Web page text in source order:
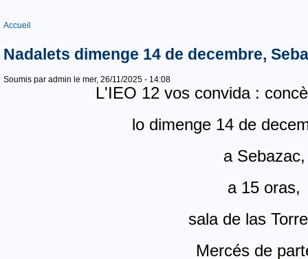
Vous êtes ici
Accueil
Nadalets dimenge 14 de decembre,
Soumis par admin le mer, 26/11/2025 - 14:08
L'IEO 12 vos convida :
lo dimenge 14 de
a Sebazac,
a 15 oras,
sala de las
Mercés de